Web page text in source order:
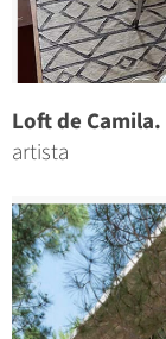
Loft de Camila.
artista